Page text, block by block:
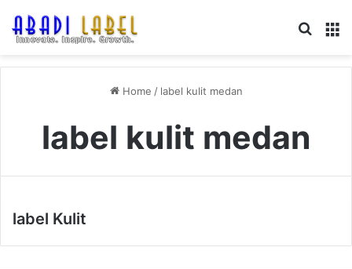
Home / label kulit medan
label kulit medan
label Kulit